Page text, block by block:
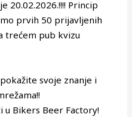
20.02.2026.!!!! Princip
prvih 50 prijavljenih
trećem pub kvizu
svoje znanje i
u Bikers Beer Factory!